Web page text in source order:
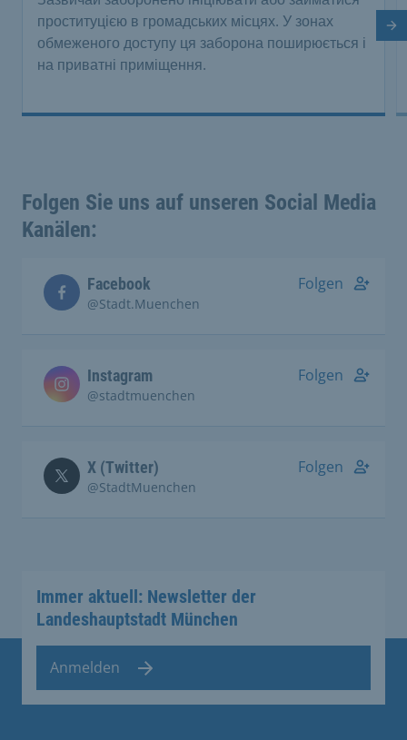
проституцією в громадських місцях. У зонах
обмеженого доступу ця заборона поширюється і
на приватні приміщення.
Folgen Sie uns auf unseren Social Media
Kanälen:
Facebook
@Stadt.Muenchen
Folgen
Instagram
@stadtmuenchen
Folgen
X (Twitter)
@StadtMuenchen
Folgen
Immer aktuell: Newsletter der
Landeshauptstadt München
Anmelden